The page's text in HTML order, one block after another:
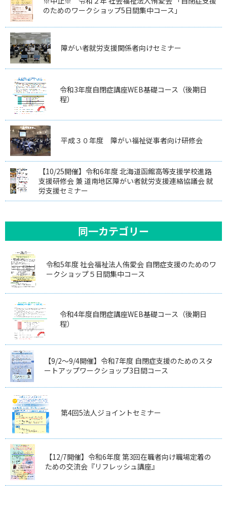
のためのワークショップ5日間集中コース」
障がい者就労支援関係者向けセミナー
令和3年度自閉症講座WEB基礎コース（後期日
程）
平成３０年度 障がい福祉従事者向け研修会
【10/25開催】令和6年度 北海道函館高等支援学校進路
支援研修会 兼 道南地区障がい者就労支援連絡協議会 就
労支援セミナー
同一カテゴリー
令和5年度 社会福祉法人侑愛会 自閉症支援のためのワ
ークショップ５日間集中コース
令和4年度自閉症講座WEB基礎コース（後期日
程）
【9/2～9/4開催】令和7年度 自閉症支援のためのスタ
ートアップワークショップ3日間コース
第4回5法人ジョイントセミナー
【12/7開催】令和6年度 第3回在職者向け職場定着の
ための交流会『リフレッシュ講座』